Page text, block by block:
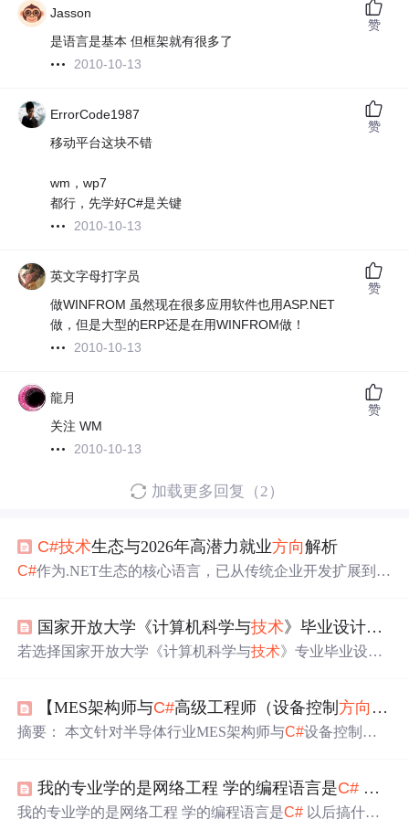
Jasson
是语言是基本 但框架就有很多了
2010-10-13
赞
ErrorCode1987
移动平台这块不错
wm，wp7
都行，先学好C#是关键
2010-10-13
赞
英文字母打字员
做WINFROM 虽然现在很多应用软件也用ASP.NET
做，但是大型的ERP还是在用WINFROM做！
2010-10-13
赞
龍月
关注 WM
2010-10-13
赞
加载更多回复（2）
C#技术生态与2026年高潜力就业方向解析
C#作为.NET生态的核心语言，已从传统企业开发扩展到云
在工业自动化、金融科技等场景中，C#结合Python双栈能
力可显著提升开发效率。特别是在运动控制算法、ONNX
掌握
C#微服务架构将成为开发者竞争力的关键指标。
国家开放大学《计算机科学与技术》毕业设计C#
若选择国家开放大学《计算机科学与技术》专业毕业设计
【MES架构师与C#高级工程师（设备控制方向 ）
摘要： 本文针对半导体行业MES架构师与C#设备控制工
构，推荐3个月速成路径（SEMI标准→业务建模→实战改
造）；C#方向需掌握SECS/GEM协议、运动控制算法及边
我的专业学的是网络工程 学的编程语言是C#
我的专业学的是网络工程 学的编程语言是C# 以后搞什么